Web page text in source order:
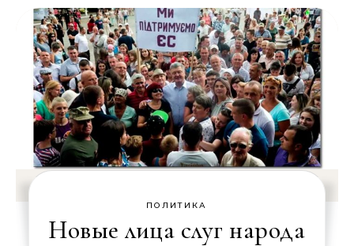
ПОЛИТИКА
Новые лица слуг народа